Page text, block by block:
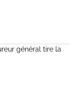
général tire la